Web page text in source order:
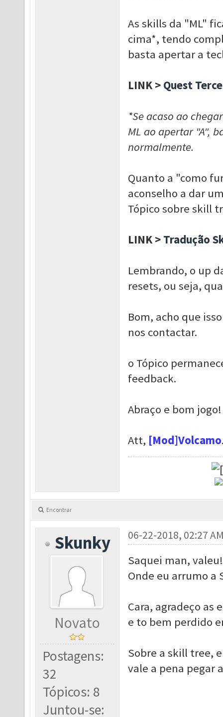
As skills da "ML"
cima*, tendo
basta apertar a
LINK > Quest
*Se acaso ao
ML ao apertar "A",
normalmente.
Quanto a "como
aconselho a dar
Tópico sobre skill
LINK > Tradução
Lembrando, o up
resets, ou seja,
Bom, acho que
nos contactar.
o Tópico
feedback.
Abraço e bom jogo!
Att, [Mod]Volcamo
Encontrar
Skunky
Novato
Postagens:
32
Tópicos: 8
Juntou-se:
06-22-2018, 02:27
Saquei man, valeu!
Onde eu arrumo a
Cara, agradeço as
e to bem perdido
Sobre a skill tree,
vale a pena pegar